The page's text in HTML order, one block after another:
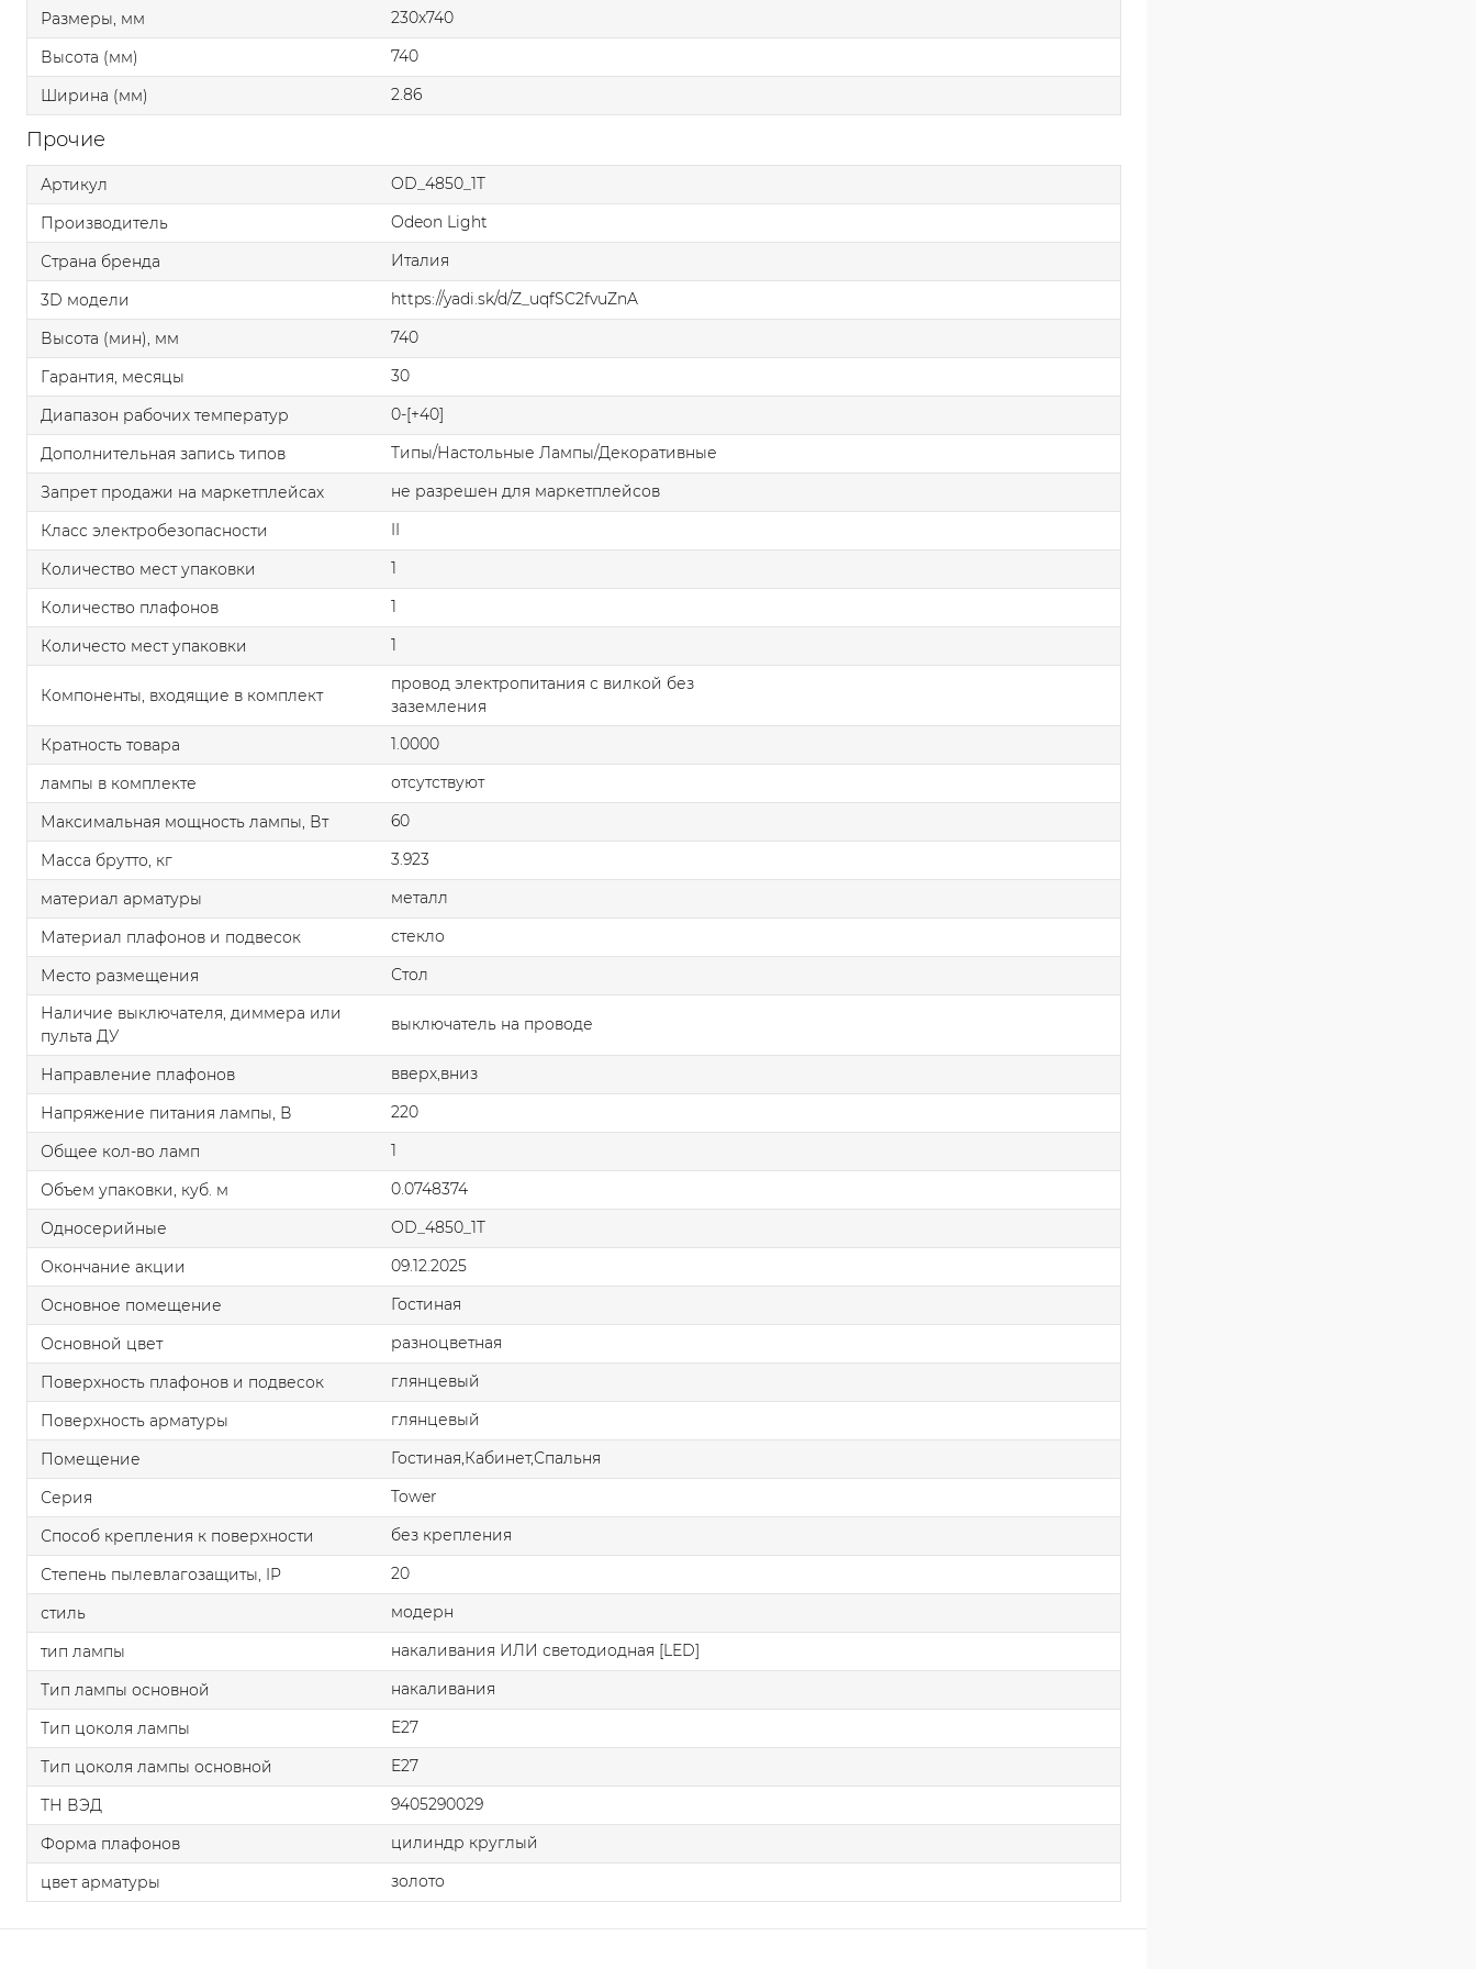
Размеры, мм
230x740
Высота (мм)
740
Ширина (мм)
2.86
Прочие
Артикул
OD_4850_1T
Производитель
Odeon Light
Страна бренда
Италия
3D модели
https://yadi.sk/d/Z_uqfSC2fvuZnA
Высота (мин), мм
740
Гарантия, месяцы
30
Диапазон рабочих температур
0-[+40]
Дополнительная запись типов
Типы/Настольные Лампы/Декоративные
Запрет продажи на маркетплейсах
не разрешен для маркетплейсов
Класс электробезопасности
II
Количество мест упаковки
1
Количество плафонов
1
Количесто мест упаковки
1
Компоненты, входящие в комплект
провод электропитания с вилкой без
заземления
Кратность товара
1.0000
лампы в комплекте
отсутствуют
Максимальная мощность лампы, Вт
60
Масса брутто, кг
3.923
материал арматуры
металл
Материал плафонов и подвесок
стекло
Место размещения
Стол
Наличие выключателя, диммера или
пульта ДУ
выключатель на проводе
Направление плафонов
вверх,вниз
Напряжение питания лампы, В
220
Общее кол-во ламп
1
Объем упаковки, куб. м
0.0748374
Односерийные
OD_4850_1T
Окончание акции
09.12.2025
Основное помещение
Гостиная
Основной цвет
разноцветная
Поверхность плафонов и подвесок
глянцевый
Поверхность арматуры
глянцевый
Помещение
Гостиная,Кабинет,Спальня
Серия
Tower
Способ крепления к поверхности
без крепления
Степень пылевлагозащиты, IP
20
стиль
модерн
тип лампы
накаливания ИЛИ светодиодная [LED]
Тип лампы основной
накаливания
Тип цоколя лампы
E27
Тип цоколя лампы основной
E27
ТН ВЭД
9405290029
Форма плафонов
цилиндр круглый
цвет арматуры
золото